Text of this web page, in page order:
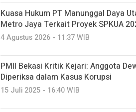
Kuasa Hukum PT Manunggal Daya
Metro Jaya Terkait Proyek SPKUA
4 Agustus 2026 - 11:37 WIB
PMII Bekasi Kritik Kejari: Anggota
Diperiksa dalam Kasus Korupsi
15 Juli 2025 - 16:40 WIB